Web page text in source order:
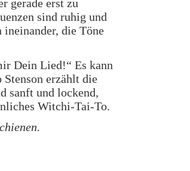
gerade erst zu
sind ruhig und
die Töne
Dein Lied!“ Es kann
Stenson erzählt die
sanft und lockend,
Witchi-Tai-To.